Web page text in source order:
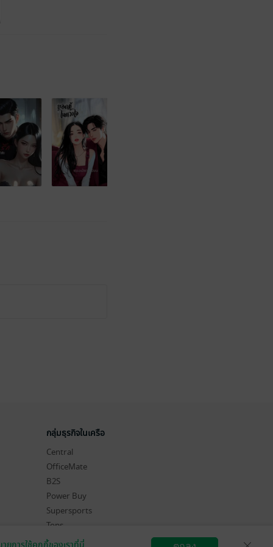
กลุ่มธุรกิจในเครือ
Central
OfficeMate
B2S
Power Buy
Supersports
Tops
Hytexts